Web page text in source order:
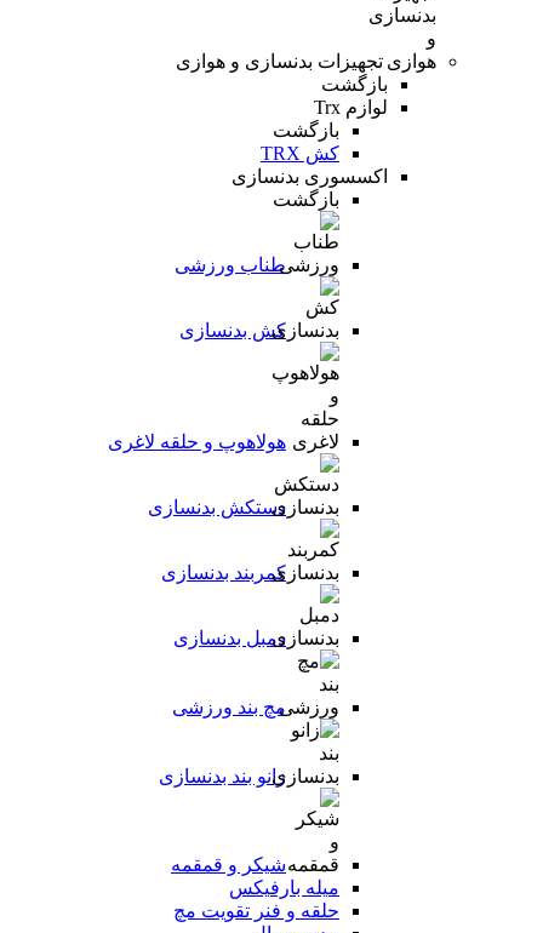
تجهیزات بدنسازی و هوازی
بازگشت
لوازم Trx
بازگشت
کش TRX
اکسسوری بدنسازی
بازگشت
طناب ورزشی
کش بدنسازی
هولاهوپ و حلقه لاغری
دستکش بدنسازی
کمربند بدنسازی
دمبل بدنسازی
مچ بند ورزشی
زانو بند بدنسازی
شیکر و قمقمه
میله بارفیکس
حلقه و فنر تقویت مچ